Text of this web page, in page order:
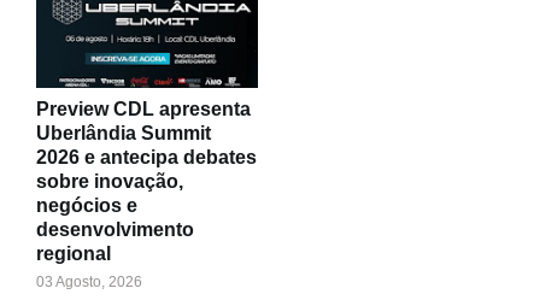
Preview CDL apresenta
Uberlândia Summit
2026 e antecipa debates
sobre inovação,
negócios e
desenvolvimento
regional
03 Agosto, 2026